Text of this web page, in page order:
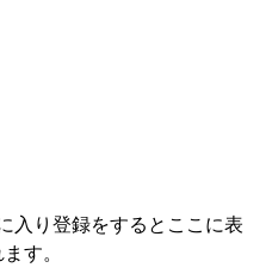
入り登録をすると ここに表
す。